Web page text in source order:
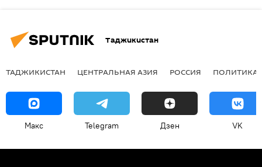
Таджикистан
ТАДЖИКИСТАН ЦЕНТРАЛЬНАЯ АЗИЯ РОССИЯ ПОЛИТИКА
Макс Telegram Дзен VK